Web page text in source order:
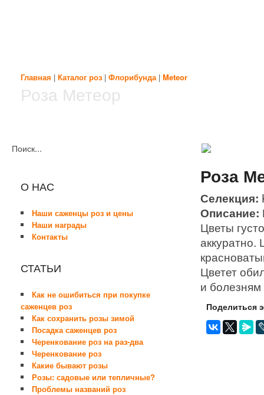
Главная | Каталог роз | Флорибунда| Meteor
Роза Метеор
Роза
Селекция:
Описание:
Цветы
Цветет
и
Поделиться
Поиск...
О НАС
Наши саженцы роз и цены
Наши награды
Контакты
СТАТЬИ
Как не ошибиться при покупке
саженцев роз
Как сохранить розы зимой
Посадка саженцев роз
Черенкование роз на раз-два
Черенкование роз
Какие бывают розы
Розы: садовые или тепличные?
Проблемы названий роз